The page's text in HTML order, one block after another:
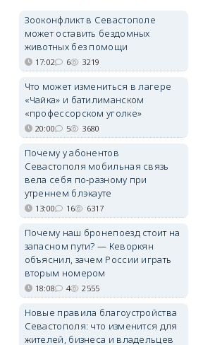
Зооконфликт в Севастополе
может оставить бездомных
животных без помощи
17:02 6 3219
Что может измениться в лагере
«Чайка» и батилиманском
«профессорском уголке»
20:00 5 3680
Почему у абонентов
Севастополя мобильная связь
вела себя по-разному при
утреннем блэкауте
13:00 16 6317
Почему наш бронепоезд стоит на
запасном пути? — Кеворкян
объяснил, зачем России играть
вторым номером
18:08 4 2555
Новые правила благоустройства
Севастополя: что изменится для
жителей, бизнеса и владельцев